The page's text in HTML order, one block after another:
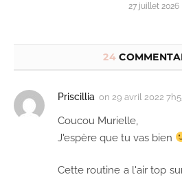
27 juillet 2026
24
Priscillia on 29 avril 2022
Coucou Murielle,
J'espère que tu vas bien
Cette routine a l'air top